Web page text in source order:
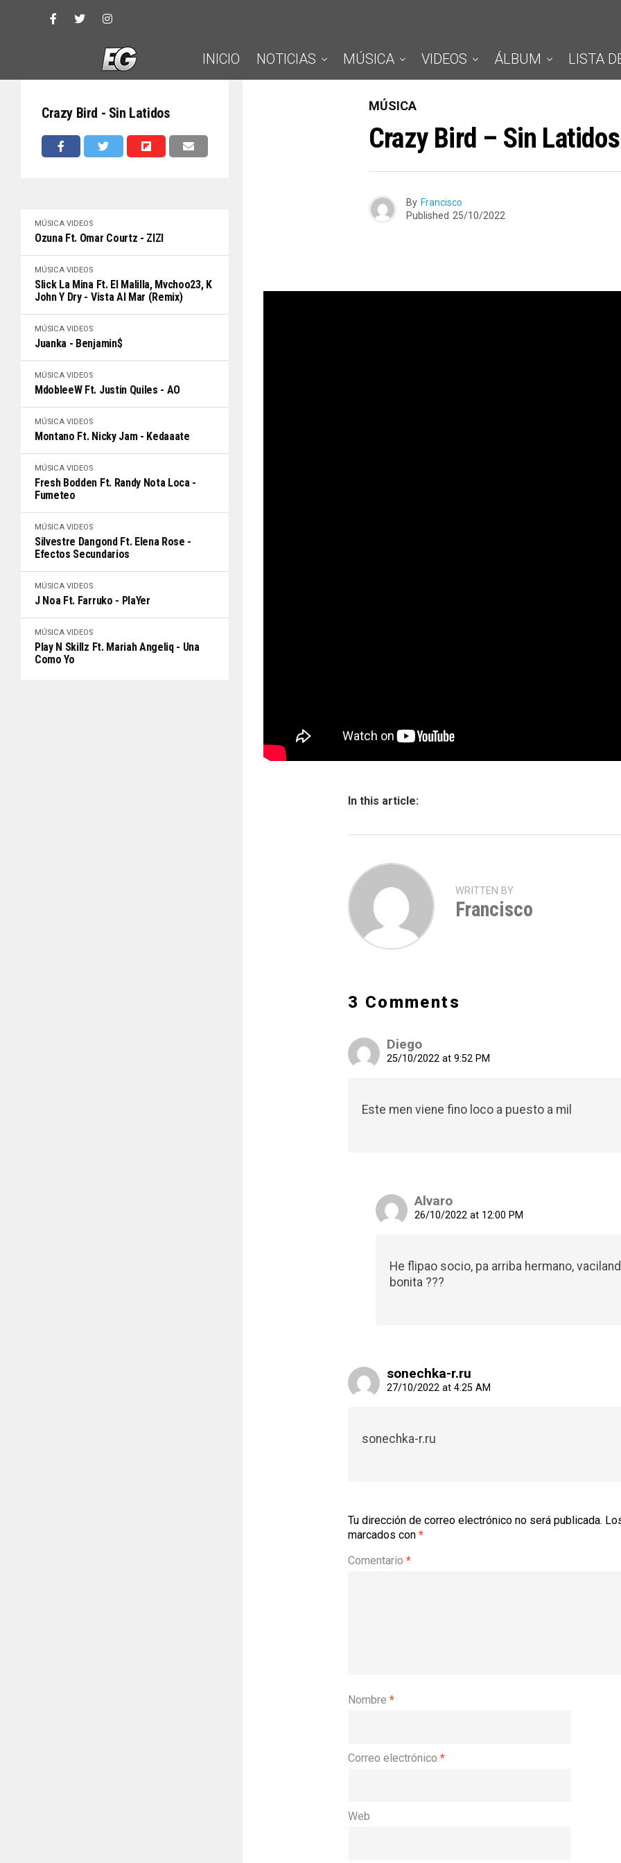
INICIO NOTICIAS MÚSICA VIDEOS ÁLBUM LISTA
Crazy Bird - Sin Latidos
MÚSICA VIDEOS
Ozuna Ft. Omar Courtz - ZIZI
MÚSICA VIDEOS
Slick La Mina Ft. El Malilla, Mvchoo23, K
John Y Dry - Vista Al Mar (Remix)
MÚSICA VIDEOS
Juanka - Benjamin$
MÚSICA VIDEOS
MdobleeW Ft. Justin Quiles - AO
MÚSICA VIDEOS
Montano Ft. Nicky Jam - Kedaaate
MÚSICA VIDEOS
Fresh Bodden Ft. Randy Nota Loca -
Fumeteo
MÚSICA VIDEOS
Silvestre Dangond Ft. Elena Rose -
Efectos Secundarios
MÚSICA VIDEOS
J Noa Ft. Farruko - PlaYer
MÚSICA VIDEOS
Play N Skillz Ft. Mariah Angeliq - Una
Como Yo
MÚSICA
Crazy Bird – Sin Latidos
By Francisco
Published 25/10/2022
In this article:
WRITTEN BY
Francisco
3 Comments
Diego
25/10/2022 at 9:52 PM
Este men viene fino loco a puesto a mil
Alvaro
26/10/2022 at 12:00 PM
He flipao socio, pa arriba hermano,
bonita ???
sonechka-r.ru
27/10/2022 at 4:25 AM
sonechka-r.ru
Tu dirección de correo electrónico no será publicada.
marcados con *
Comentario *
Nombre *
Correo electrónico *
Web